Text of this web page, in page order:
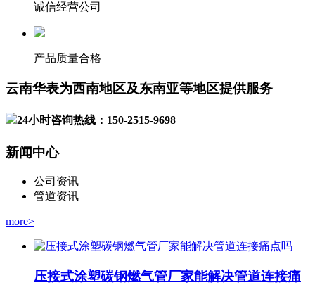
诚信经营公司
产品质量合格
云南华表为西南地区及东南亚等地区提供服务
24小时咨询热线：150-2515-9698
新闻中心
公司资讯
管道资讯
more>
压接式涂塑碳钢燃气管厂家能解决管道连接痛